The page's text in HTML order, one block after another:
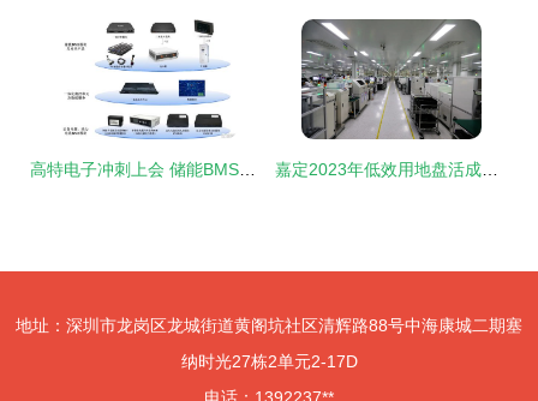
地址：深圳市龙岗区龙城街道黄阁坑社区清辉路88号中海康城二期塞
纳时光27栋2单元2-17D